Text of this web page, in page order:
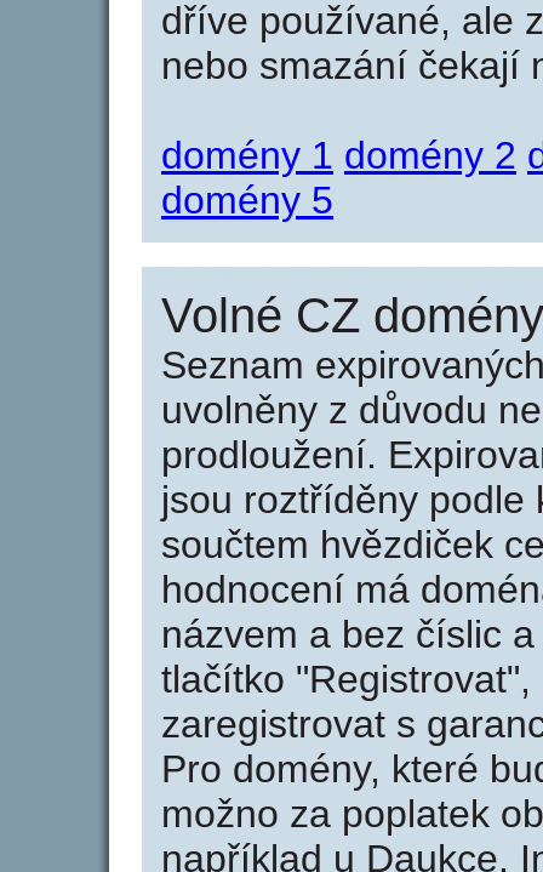
dříve používané, ale
nebo smazání čekají
domény 1 domény 2
domény 5
Volné CZ
Seznam
uvolněny z důvodu
prodloužení.
jsou roztříděny podle
součtem hvězdiček
hodnocení má
názvem a bez číslic
tlačítko
zaregistrovat s
Pro domény, které
možno za poplatek
například u Daukce.